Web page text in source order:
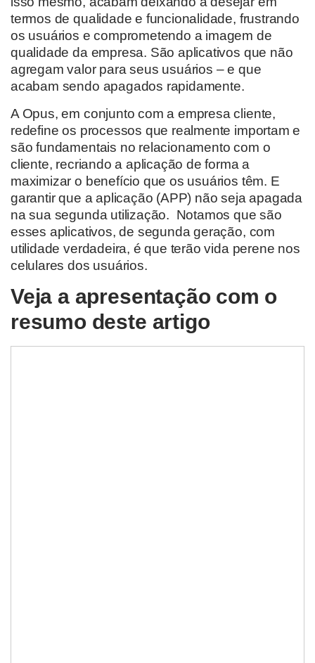
termos de qualidade e funcionalidade, frustrando
os usuários e comprometendo a imagem de
qualidade da empresa. São aplicativos que não
agregam valor para seus usuários – e que
acabam sendo apagados rapidamente.
A Opus, em conjunto com a empresa cliente,
redefine os processos que realmente importam e
são fundamentais no relacionamento com o
cliente, recriando a aplicação de forma a
maximizar o benefício que os usuários têm. E
garantir que a aplicação (APP) não seja apagada
na sua segunda utilização. Notamos que são
esses aplicativos, de segunda geração, com
utilidade verdadeira, é que terão vida perene nos
celulares dos usuários.
Veja a apresentação com o
resumo deste artigo